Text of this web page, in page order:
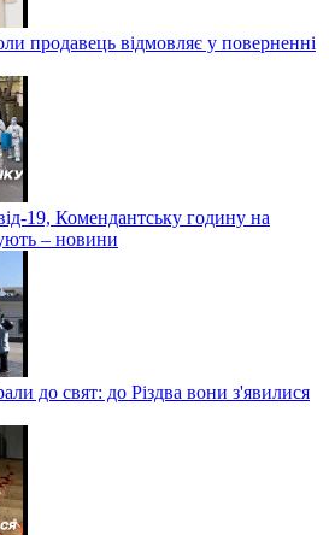
продавець відмовляє у поверненні
19, Комендантську годину на
– новини
до свят: до Різдва вони з'явилися